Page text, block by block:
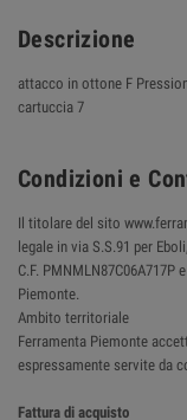
Descrizione
attacco in ottone F
cartuccia 7
Condizioni e
Il titolare del sito
legale in via S.S.91 per
C.F. PMNMLN87C06A717P
Piemonte.
Ambito territoriale
Ferramenta Piemonte
espressamente servite da
Fattura di acquisto